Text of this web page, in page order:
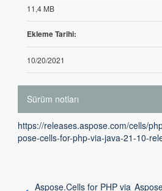
11,4 MB
Ekleme Tarihi:
10/20/2021
Sürüm notları
https://releases.aspose.com/cells/
pose-cells-for-php-via-java-21-10-
Aspose.Cells for PHP via